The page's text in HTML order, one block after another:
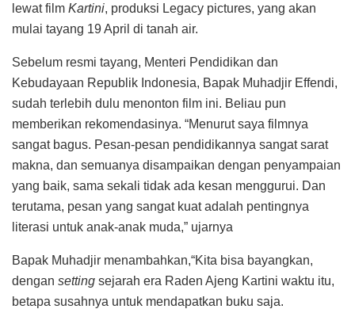
lewat film Kartini, produksi Legacy pictures, yang akan
mulai tayang 19 April di tanah air.
Sebelum resmi tayang, Menteri Pendidikan dan
Kebudayaan Republik Indonesia, Bapak Muhadjir Effendi,
sudah terlebih dulu menonton film ini. Beliau pun
memberikan rekomendasinya. “Menurut saya filmnya
sangat bagus. Pesan-pesan pendidikannya sangat sarat
makna, dan semuanya disampaikan dengan penyampaian
yang baik, sama sekali tidak ada kesan menggurui. Dan
terutama, pesan yang sangat kuat adalah pentingnya
literasi untuk anak-anak muda,” ujarnya
Bapak Muhadjir menambahkan,“Kita bisa bayangkan,
dengan setting sejarah era Raden Ajeng Kartini waktu itu,
betapa susahnya untuk mendapatkan buku saja.